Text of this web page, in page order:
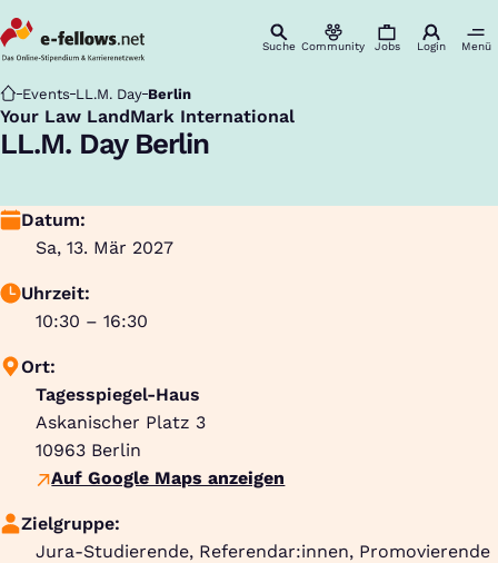
Suche Community Jobs Login Menü
Startseite
Events LL.M. Day Berlin
Your Law LandMark International
:
LL.M. Day Berlin
Datum:
Sa, 13. Mär 2027
Uhrzeit:
10:30 – 16:30
Ort:
Tagesspiegel-Haus
Askanischer Platz 3
10963 Berlin
Auf Google Maps anzeigen
Zielgruppe:
Jura-Studierende, Referendar:innen, Promovierende